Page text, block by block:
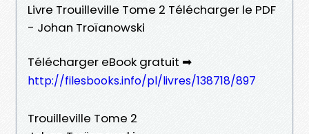
Livre Trouilleville Tome 2 Télécharger le PDF
- Johan Troïanowski
Télécharger eBook gratuit ➡
http://filesbooks.info/pl/livres/138718/897
Trouilleville Tome 2